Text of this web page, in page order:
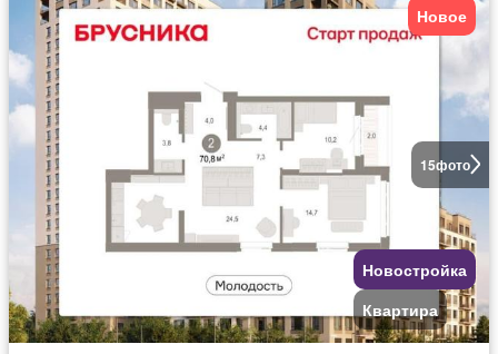
15фото
Новое
Новостройка
Квартира